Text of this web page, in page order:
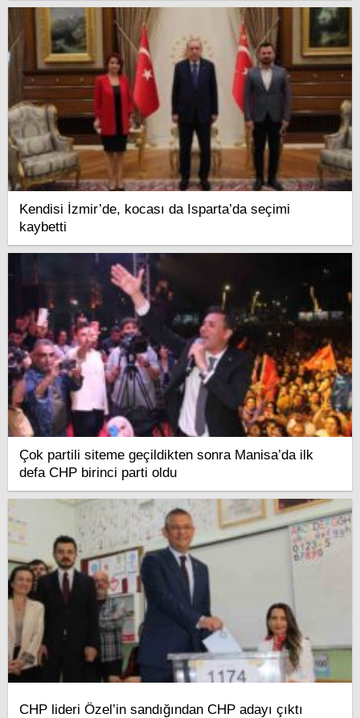
Kendisi İzmir’de, kocası da Isparta’da seçimi
kaybetti
Çok partili siteme geçildikten sonra Manisa’da ilk
defa CHP birinci parti oldu
CHP lideri Özel’in sandığından CHP adayı çıktı